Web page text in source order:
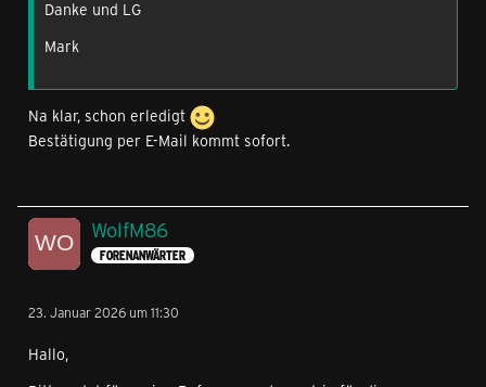
Danke und LG
Mark
Na klar, schon erledigt
Bestätigung per E-Mail kommt sofort.
WolfM86
FORENANWÄRTER
23. Januar 2026 um 11:30
Hallo,